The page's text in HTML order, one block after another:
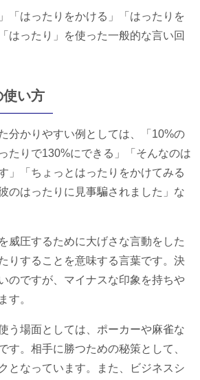
「はったりをかける」「はったりを
はったり」を使った一般的な言い回
使い方
分かりやすい例としては、「10%の
たりで130%にできる」「そんなのは
」「ちょっとはったりをかけてみる
のはったりに見事騙されました」な
威圧するために大げさな言動をした
りすることを意味する言葉です。決
のですが、マイナスな印象を持ちや
す。
う場面としては、ポーカーや麻雀な
す。相手に勝つための秘策として、
となっています。また、ビジネスシ